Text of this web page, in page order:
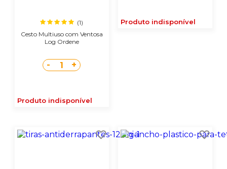
(1)
Cesto Multiuso com Ventosa
Log Ordene
- 1 +
Produto indisponível
Produto indisponível